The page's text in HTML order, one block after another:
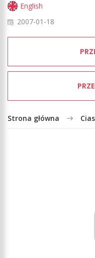
English
2007-01-18
Strona główna